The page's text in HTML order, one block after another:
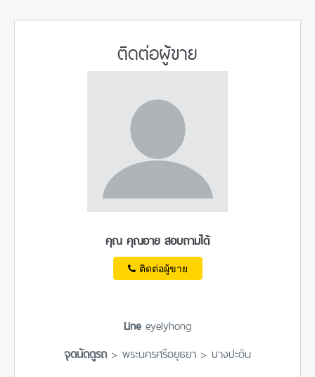
ติดต่อผู้ขาย
คุณ คุณอาย สอบถามได้
ติดต่อผู้ขาย
Lineeyelyhong
จุดนัดดูรถ > พระนครศรีอยุธยา > บางปะอิน